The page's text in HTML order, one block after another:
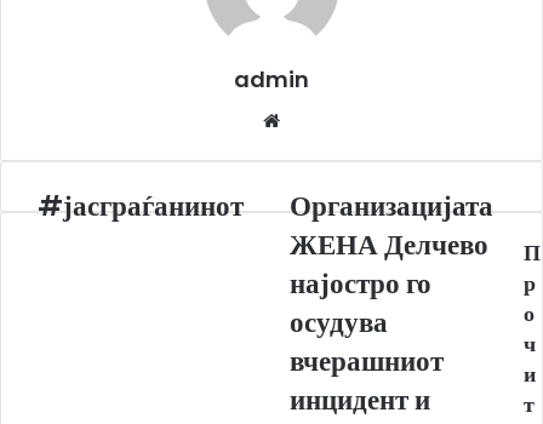
admin
#јасграѓанинот
#јасграѓанинот
Организацијата
ЖЕНА
Делчево
најостро
го
осудува
инцидент
и
Организацијата
ЖЕНА Делчево
најостро го
осудува
вчерашниот
инцидент и
П
р
о
ч
и
т